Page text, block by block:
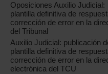
Oposiciones Auxilio Judicial:
plantilla definitiva de
corrección de error en la
del Tribunal
Auxilio Judicial: publicación
plantilla definitiva de
corrección de error en la
electrónica del TCU